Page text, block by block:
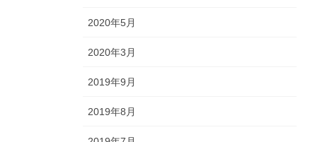
2020年5月
2020年3月
2019年9月
2019年8月